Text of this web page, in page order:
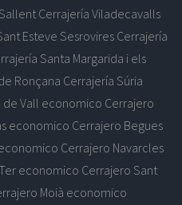
Cerrajería Viladecavalls
Esteve Sesrovires Cerrajería
Santa Margarida i els
Ronçana Cerrajería Súria
de Vall economico Cerrajero
economico Cerrajero Begues
Cerrajero Navarcles
economico Cerrajero Sant
Moià economico